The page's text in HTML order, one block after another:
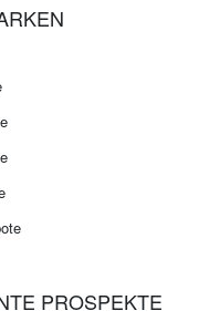
PROSPEKTE